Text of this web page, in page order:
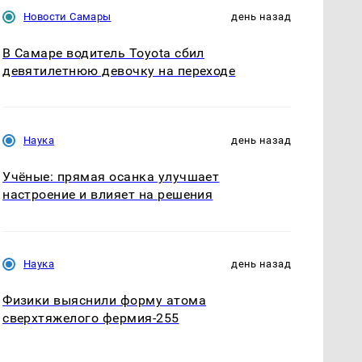
Новости Самары день назад
В Самаре водитель Toyota сбил
девятилетнюю девочку на переходе
Наука день назад
Учёные: прямая осанка улучшает
настроение и влияет на решения
Наука день назад
Физики выяснили форму атома
сверхтяжелого фермия-255